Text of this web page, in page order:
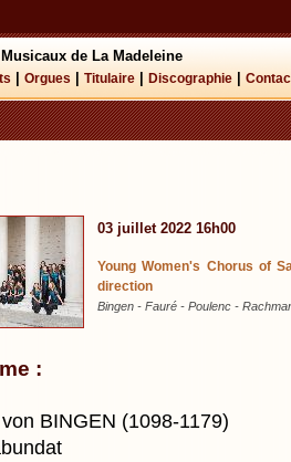
de La Madeleine
Orgues Titulaire Discographie
03 juillet 2022 16h00
Young Women's Chorus of
direction
Bingen - Fauré - Poulenc -
:
BINGEN (1098-1179)